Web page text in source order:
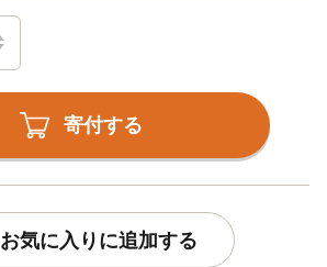
寄付する
お気に入りに追加する